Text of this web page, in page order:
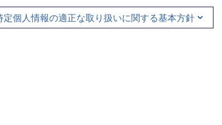
定個人情報の適正な取り扱いに関する基本方針
ーターの強みと
略
アスリート社員